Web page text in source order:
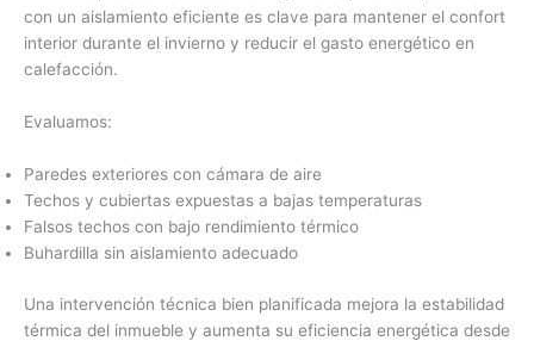
con un aislamiento eficiente es clave para mantener el confort
interior durante el invierno y reducir el gasto energético en
calefacción.
Evaluamos:
Paredes exteriores con cámara de aire
Techos y cubiertas expuestas a bajas temperaturas
Falsos techos con bajo rendimiento térmico
Buhardilla sin aislamiento adecuado
Una intervención técnica bien planificada mejora la estabilidad
térmica del inmueble y aumenta su eficiencia energética desde